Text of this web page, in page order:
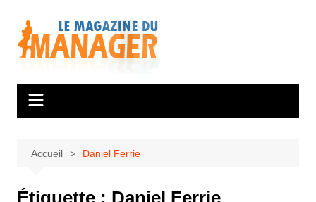
contenu
Accueil Daniel Ferrie
Étiquette : Daniel Ferrie